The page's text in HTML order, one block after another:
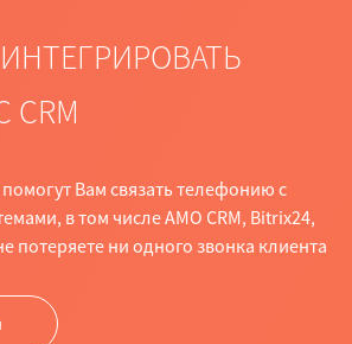
СRM
Вам связать телефонию с
в том числе AMO CRM, Bitrix24,
потеряете ни одного звонка клиента